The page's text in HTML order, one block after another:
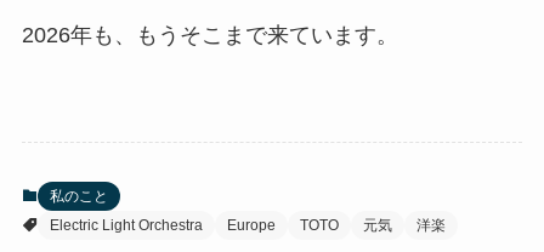
2026年も、もうそこまで来ています。
私のこと
Electric Light Orchestra
Europe TOTO 元気 洋楽